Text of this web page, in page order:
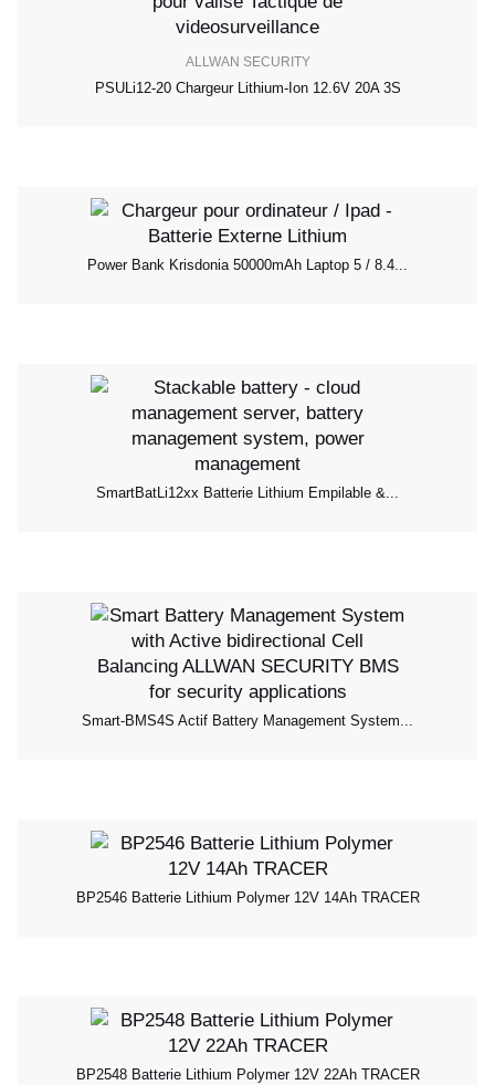
ALLWAN SECURITY
PSULi12-20 Chargeur Lithium-Ion 12.6V 20A 3S
Power Bank Krisdonia 50000mAh Laptop 5 / 8.4...
SmartBatLi12xx Batterie Lithium Empilable &...
Smart-BMS4S Actif Battery Management System...
BP2546 Batterie Lithium Polymer 12V 14Ah TRACER
BP2548 Batterie Lithium Polymer 12V 22Ah TRACER